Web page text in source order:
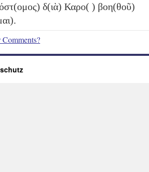
δ(ιὰ) Καρο( ) βοη(θοῦ)